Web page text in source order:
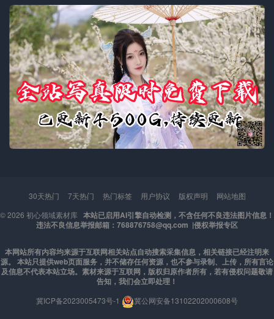
30天热门 7天热门 热门标签 用户协议 版权声明
网站地图
© 2026 初心领域素材库 本站已启用AI引擎自动检测，不含任何不良违法图片信息！
违法不良信息举报邮箱：768876758@qq.com |侵权举报专区
本网站所有内容均来源于互联网相关站点自动搜索采集信息，相关链接已经注明来
源。 本站只提供web页面服务，并不储存任何资源，也不参与录制、上传，所有言论
及信息不代表本站立场。素材来源于互联网，版权归原作者所有，若有侵权问题敬请
告知，我们会立即处理！
冀ICP备2023005473号-1 冀公网安备13102202000608号